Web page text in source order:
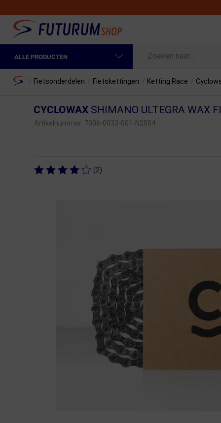
ALLE PRODUCTEN
Fietskleding Heren
Fietsonderdelen
Overige sporten & cadeaubon
Home Fietsonderdelen Fietskettingen Ketting Race
CYCLOWAXSHIMANO ULTEGRA WAX
Artikelnummer: 7006-0033-001-N2504
(2)